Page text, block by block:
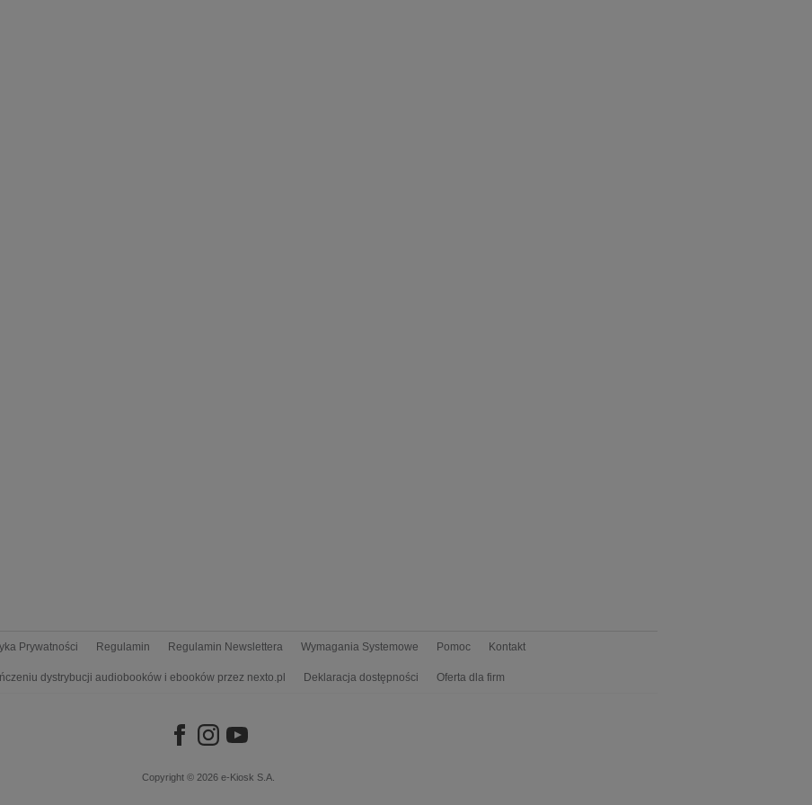
Prywatności Regulamin Regulamin Newslettera Wymagania Systemowe Pomoc Kontakt
dystrybucji audiobooków i ebooków przez nexto.pl Deklaracja dostępności Oferta dla firm
Copyright © 2026 e-Kiosk S.A.